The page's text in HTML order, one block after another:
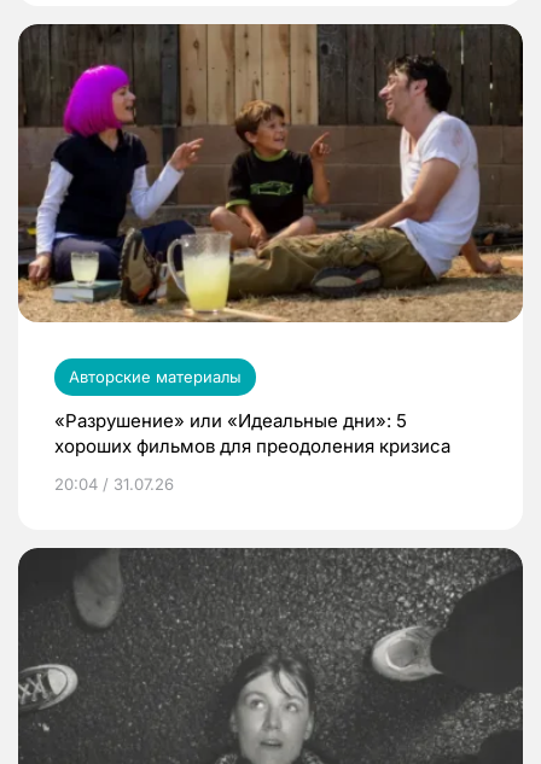
Авторские материалы
«Разрушение» или «Идеальные дни»: 5
хороших фильмов для преодоления кризиса
20:04 / 31.07.26